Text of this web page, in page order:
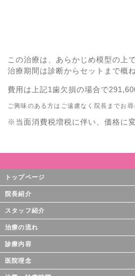
この治療は、あらかじめ模型の上
治療期間は診断からセットまで概
費用は上記1歯欠損の場合で
ご興味のある方はご遠慮なく院長までお尋
※当面消費税増税に伴い、価格に
トップページ
院長紹介
スタッフ紹介
治療の流れ
診療内容
医院理念